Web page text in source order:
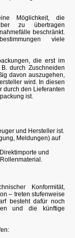
Möglichkeit, die
zu übertragen
beschränkt.
viele
die erst im
durch Zuschneiden
davon auszugehen,
wird. In diesen
durch den Lieferanten
ist.
und Hersteller ist.
Meldungen) auf
und
Konformität,
– treten stufenweise
besteht dafür noch
und die künftige